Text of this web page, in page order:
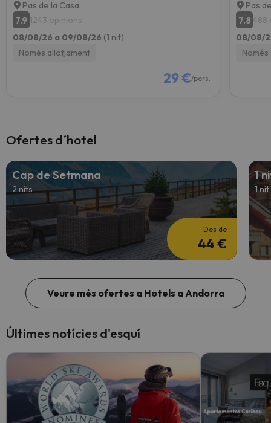
Pas de la Casa
7.9 1243 opinions
08/08/26 a 09/08/26 (1 nit)
Només allotjament
29 €/pers.
Pas
7.8 488
08/08/
Ofertes d´hotel
Cap de Setmana
2 nits
Des de
44 €
1
1 nit
Veure més ofertes a Hotels a Andorra
Últimes notícies d'esquí